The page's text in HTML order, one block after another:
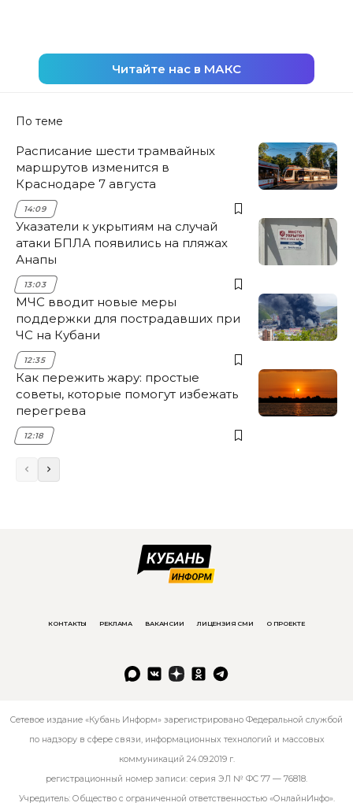
Читайте нас в МАКС
По теме
Расписание шести трамвайных
маршрутов изменится в
Краснодаре 7 августа
14:09
Указатели к укрытиям на случай
атаки БПЛА появились на пляжах
Анапы
13:03
МЧС вводит новые меры
поддержки для пострадавших при
ЧС на Кубани
12:35
Как пережить жару: простые
советы, которые помогут избежать
перегрева
12:18
КОНТАКТЫ РЕКЛАМА ВАКАНСИИ ЛИЦЕНЗИЯ СМИ О ПРОЕКТЕ
Сетевое издание «Кубань Информ» зарегистрировано Федеральной службой
по надзору в сфере связи, информационных технологий и массовых
коммуникаций 24.09.2019 г.
регистрационный номер записи: серия ЭЛ № ФС 77 — 76818.
Учредитель: Общество с ограниченной ответственностью «ОнлайнИнфо».